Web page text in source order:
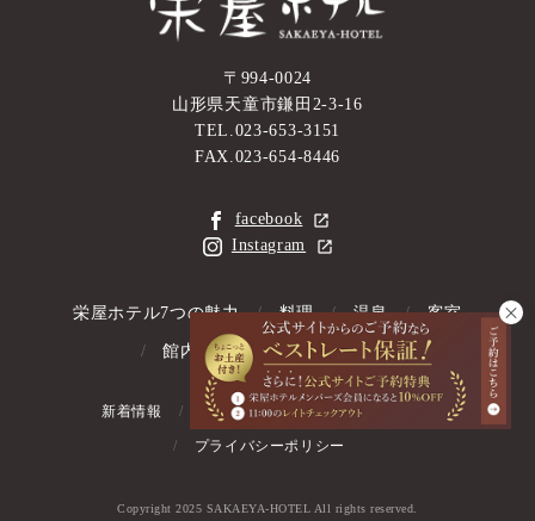
〒994-0024
山形県天童市鎌田2-3-16
TEL.023-653-3151
FAX.023-654-8446
facebook
Instagram
栄屋ホテル7つの魅力 料理 温泉 客室
館内情報 アクセス情報
新着情報 お問い合わせ よくあるご質問
プライバシーポリシー
Copyright 2025 SAKAEYA-HOTEL All rights reserved.